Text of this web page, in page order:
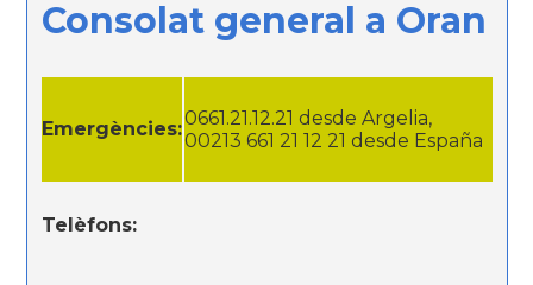
Consolat general a Oran
Emergències:0661.21.12.21 desde Argelia,
00213 661 21 12 21 desde España
Telèfons: